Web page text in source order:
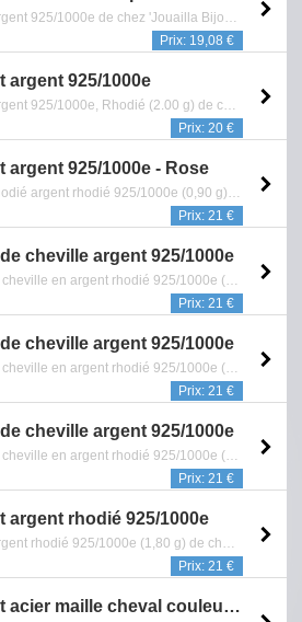
Bracelet argent 925/1000e de chez 'Jouailla Bijoux' (Ref: 31812831R) - Bijou composé de perles d'eau douce - Garantie 1 an contre tout vice de fabrication - Reference: 0601.011.4619
Prix: 19,08 €
argent 925/1000e
Bracelet argent 925/1000e, Rhodié (2.00 g) de chez 'Jouailla bijoux' (Ref: 318 0643) - Dimension: 18 cm - Reference: 0601.841.0113
Prix: 20 €
argent 925/1000e - Rose
Bracelet rhodié argent rhodié 925/1000e (0,90 g) de chez 'Jouailla bijoux' (Ref: 318 1257) - Orné de cristal de Bohême - Longueur: 19 cm - Fermoir mousqueton - Garantie 5 ans contre tout vice de fabrication - Reference: 0601.049.0414
Prix: 21 €
cheville argent 925/1000e
Chaîne de cheville en argent rhodié 925/1000e (1,60 g) de chez 'Jouailla bijoux' (Ref: 311 3058) - Longueur: 25 cm - Reference: 1605.032.0514
Prix: 21 €
cheville argent 925/1000e
Chaîne de cheville en argent rhodié 925/1000e (1,50 g) de chez 'Jouailla bijoux' (Ref: 311 3061) - Maille gourmette - Longueur: 25 cm - Reference: 1605.038.0514
Prix: 21 €
cheville argent 925/1000e
Chaîne de cheville en argent rhodié 925/1000e (1,30 g) de chez 'Jouailla bijoux' (Ref: 311 3037) - Ornée d'un cœur infini - Longueur: 25 cm - Reference: 1605.044.0514
Prix: 21 €
argent rhodié 925/1000e
Bracelet argent rhodié 925/1000e (1,80 g) de chez 'Jouailla Bijoux' (Ref: 318 1274) - Longueur: 18 cm - Fermoir mousqueton - Garantie 5 ans contre tout vice de fabrication - Reference: 0601.308.1515
Prix: 21 €
Bracelet acier maille cheval couleur acier et doré (318044AD)